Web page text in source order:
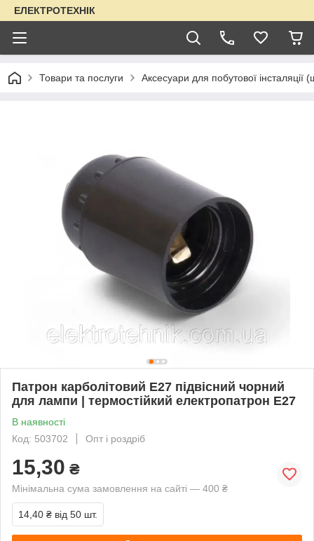
ЕЛЕКТРОТЕХНІК
Товари та послуги Аксесуари для побутової інсталяції
Патрон карболітовий Е27 підвісний чорний
для лампи | термостійкий електропатрон Е27
В наявності
Код: 503702
Опт і роздріб
15,30 ₴
Мінімальна сума замовлення на сайті — 400 ₴
14,40 ₴ від 50 шт.